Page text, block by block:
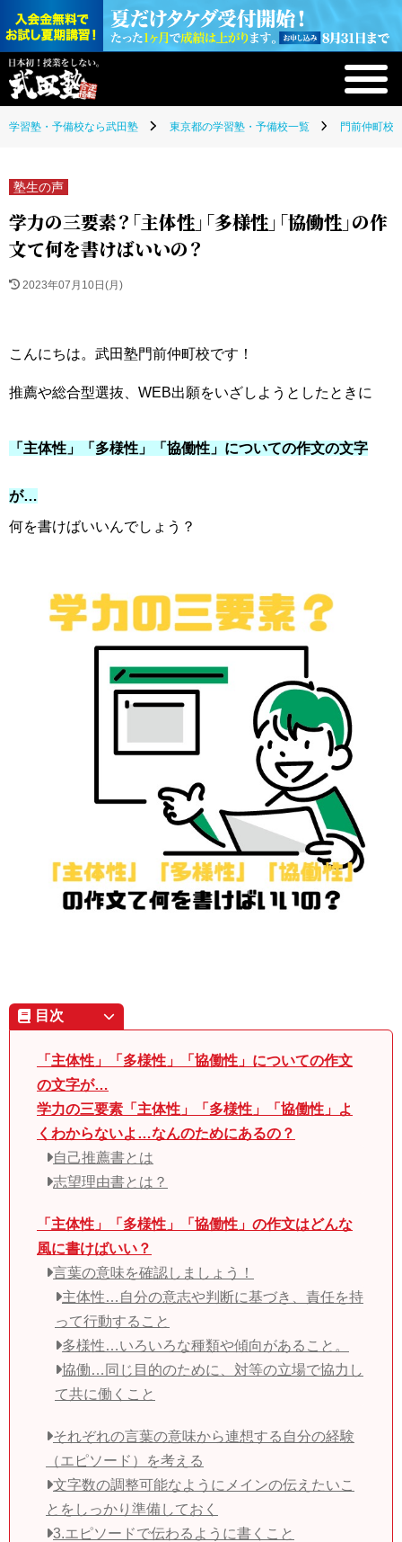
学習塾・予備校なら武田塾 東京都の学習塾・予備校一覧 門前仲町校(
塾生の声
学力の三要素？「主体性」「多様性」「協働性」の作
文て何を書けばいいの？
2023年07月10日(月)
こんにちは。武田塾門前仲町校です！
推薦や総合型選抜、WEB出願をいざしようとしたときに
「主体性」「多様性」「協働性」についての作文の文字
が…
何を書けばいいんでしょう？
目次
「主体性」「多様性」「協働性」についての作文
の文字が…
学力の三要素「主体性」「多様性」「協働性」よ
くわからないよ…なんのためにあるの？
自己推薦書とは
志望理由書とは？
「主体性」「多様性」「協働性」の作文はどんな
風に書けばいい？
言葉の意味を確認しましょう！
主体性…自分の意志や判断に基づき、責任を持
って行動すること
多様性…いろいろな種類や傾向があること。
協働…同じ目的のために、対等の立場で協力し
て共に働くこと
それぞれの言葉の意味から連想する自分の経験
（エピソード）を考える
文字数の調整可能なようにメインの伝えたいこ
とをしっかり準備しておく
3.エピソードで伝わるように書くこと